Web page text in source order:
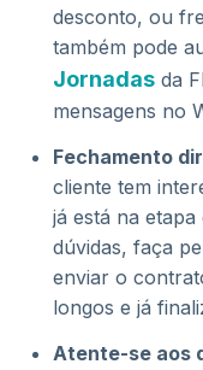
desconto, ou
também pode
Jornadas da
mensagens no
Fechamento
cliente tem
já está na
dúvidas, faça
enviar o
longos e já
Atente-se aos